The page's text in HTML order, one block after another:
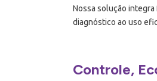
Nossa solução integra
diagnóstico ao uso
Controle,